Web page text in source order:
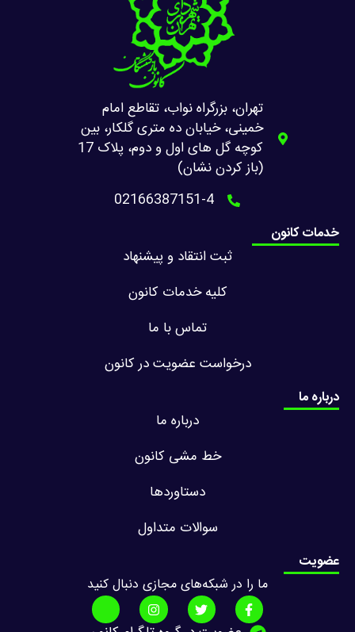
تهران، بزرگراه نواب، تقاطع امام
خمینی، خیابان ده متری گلکار، بین
کوچه گل های اول و دوم، پلاک 17
(باز کردن نشان)
02166387151-4
خدمات کانون
ثبت انتقاد و پیشنهاد
کلیه خدمات کانون
تماس با ما
درخواست عضویت در کانون
درباره ما
درباره ما
خط مشی کانون
دستاوردها
سوالات متداول
عضویت
ما را در شبکه‌های مجازی دنبال کنید